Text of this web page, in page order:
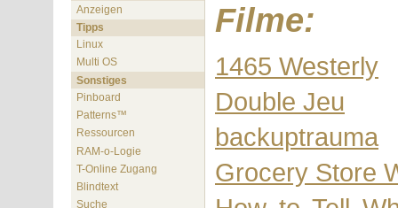
Anzeigen
Tipps
Linux
Multi OS
Sonstiges
Pinboard
Patterns™
Ressourcen
RAM-o-Logie
T-Online Zugang
Blindtext
Suche
Filme:
1465 Westerly
Double Jeu
backuptrauma
Grocery Store